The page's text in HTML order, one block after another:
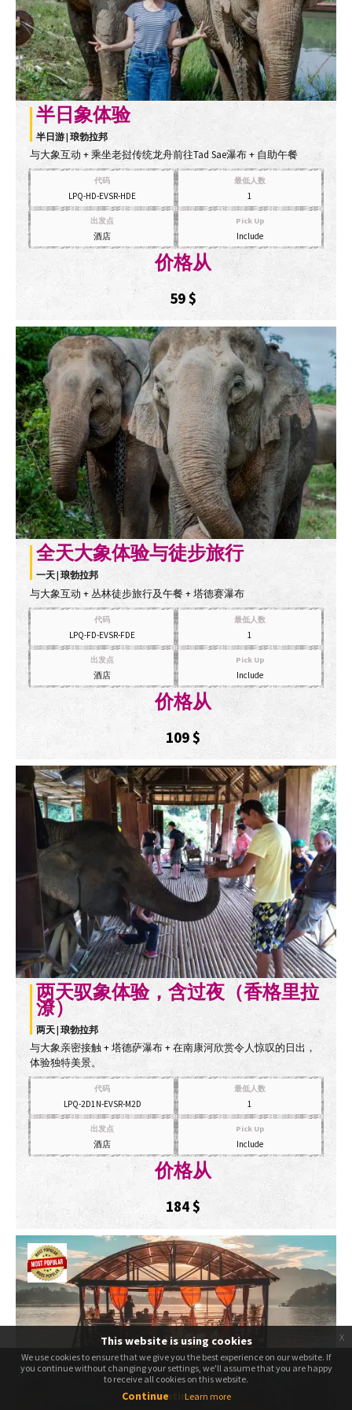
半日象体验
半日游 | 琅勃拉邦
与大象互动 + 乘坐老挝传统龙舟前往Tad Sae瀑布 + 自助午餐
代码
LPQ-HD-EVSR-HDE
最低人数
1
出发点
酒店
Pick Up
Include
价格从
59$
全天大象体验与徒步旅行
一天 | 琅勃拉邦
与大象互动 + 丛林徒步旅行及午餐 + 塔德赛瀑布
代码
LPQ-FD-EVSR-FDE
最低人数
1
出发点
酒店
Pick Up
Include
价格从
109$
两天驭象体验，含过夜（香格里拉
潦）
两天 | 琅勃拉邦
与大象亲密接触 + 塔德萨瀑布 + 在南康河欣赏令人惊叹的日出，
体验独特美景。
代码
LPQ-2D1N-EVSR-M2D
最低人数
1
出发点
酒店
Pick Up
Include
价格从
184$
We use cookies to ensure that we give you the best experience on our website. If
you continue without changing your settings, we'll assume that you are happy
to receive all cookies on this website.
Continue
This website is using cookies
We use cookies to ensure that we give you the best experience on our website. If
you continue without changing your settings, we'll assume that you are happy
to receive all cookies on this website.
Continue Learn more
x